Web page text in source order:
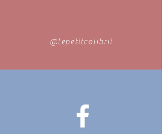
@lepetitcolibrii